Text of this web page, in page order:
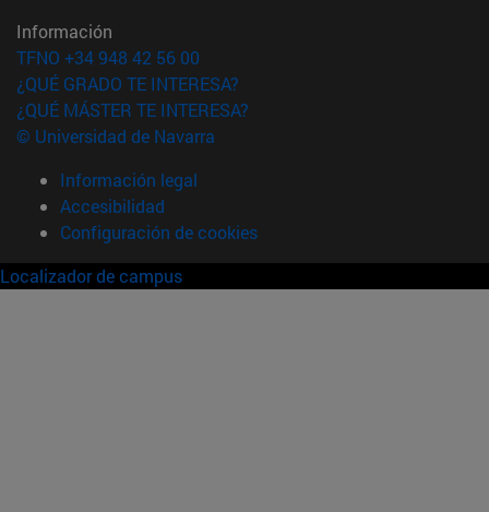
Información
TFNO +34 948 42 56 00
¿QUÉ GRADO TE INTERESA?
¿QUÉ MÁSTER TE INTERESA?
© Universidad de Navarra
Información legal
Accesibilidad
Configuración de cookies
Localizador de campus